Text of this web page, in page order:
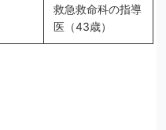
救急救命科の指導
医（43歳）